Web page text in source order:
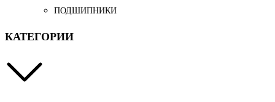
ПОДШИПНИКИ
КАТЕГОРИИ